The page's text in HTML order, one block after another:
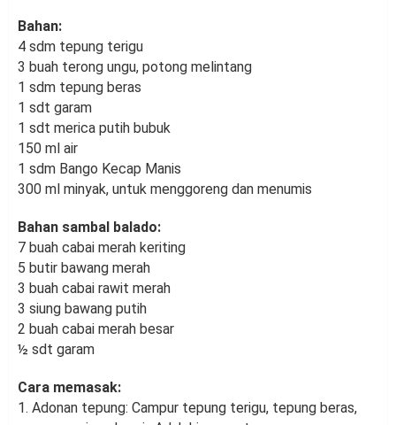
Bahan:
4 sdm tepung terigu
3 buah terong ungu, potong melintang
1 sdm tepung beras
1 sdt garam
1 sdt merica putih bubuk
150 ml air
1 sdm Bango Kecap Manis
300 ml minyak, untuk menggoreng dan menumis
Bahan sambal balado:
7 buah cabai merah keriting
5 butir bawang merah
3 buah cabai rawit merah
3 siung bawang putih
2 buah cabai merah besar
½ sdt garam
Cara memasak:
1. Adonan tepung: Campur tepung terigu, tepung beras,